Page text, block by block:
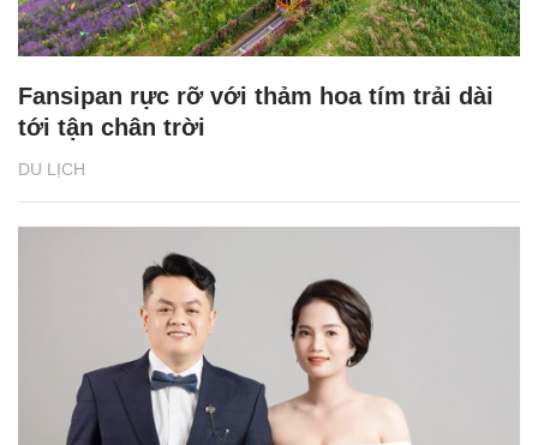
DU LỊCH
Fansipan rực rỡ với thảm hoa tím trải dài
tới tận chân trời